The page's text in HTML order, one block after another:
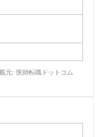
元: 医師転職ドットコム